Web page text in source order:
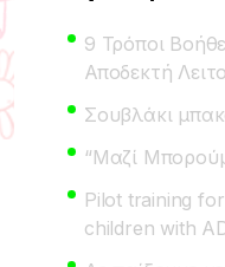
9 Τρόποι
Αποδεκτή
Σουβλάκι
“Μαζί
Pilot training
children with